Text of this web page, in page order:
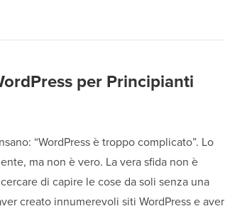
per Principianti
“WordPress è troppo complicato”. Lo
ma non è vero. La vera sfida non è
di capire le cose da soli senza una
creato innumerevoli siti WordPress e aver